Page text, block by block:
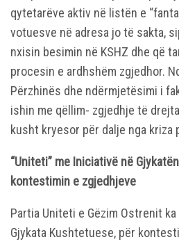
qytetarëve aktiv në listën e
votuesve në adresa jo të sakta,
nxisin besimin në KSHZ dhe që
procesin e ardhshëm zgjedhor.
Përzhinës dhe ndërmjetësimi i
ishin me qëllim- zgjedhje të
kusht kryesor për dalje nga kriza
“Uniteti” me Iniciativë në
kontestimin e zgjedhjeve
Partia Uniteti e Gëzim Ostrenit
Gjykata Kushtetuese, për